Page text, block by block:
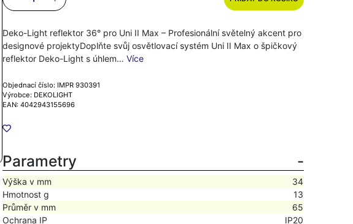
Deko-Light reflektor 36° pro Uni II Max – Profesionální světelný akcent pro
designové projektyDoplňte svůj osvětlovací systém Uni II Max o špičkový
reflektor Deko-Light s úhlem…Více
Objednací číslo: IMPR 930391
Výrobce: DEKOLIGHT
EAN: 4042943155696
Parametry
Výška v mm
34
Hmotnost g
13
Průměr v mm
65
Ochrana IP
IP20